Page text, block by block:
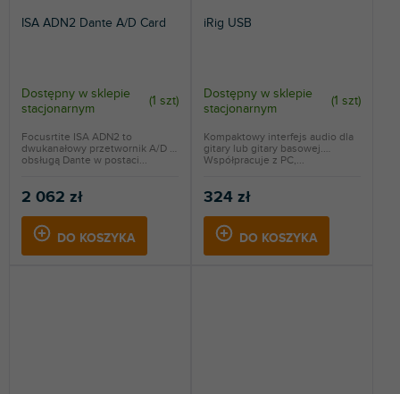
ISA ADN2 Dante A/D Card
Dostępny w sklepie
stacjonarnym
(1 szt)
2 062 zł
DO KOSZYKA
Focusrtite ISA ADN2 to
dwukanałowy przetwornik A/D z
obsługą Dante w postaci...
iRig USB
Dostępny w sklepie
stacjonarnym
(1 szt)
324 zł
DO KOSZYKA
Kompaktowy interfejs audio dla
gitary lub gitary basowej.
Współpracuje z PC,...